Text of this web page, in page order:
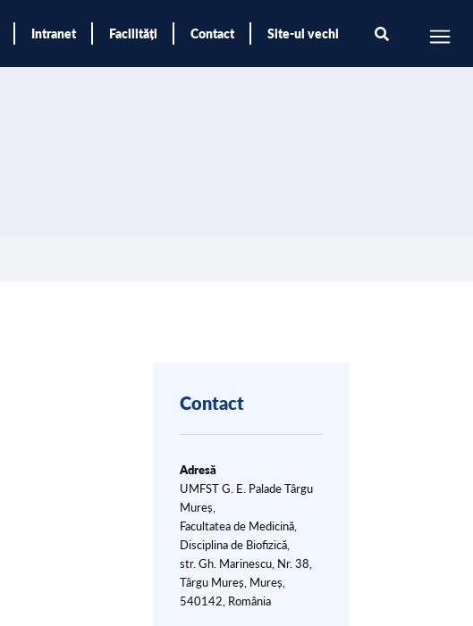
Intranet Facilități Contact Site-ul vechi
Contact
Adresă
UMFST G. E. Palade Târgu
Mureș,
Facultatea de Medicină,
Disciplina de Biofizică,
str. Gh. Marinescu, Nr. 38,
Târgu Mureș, Mureș,
540142, România